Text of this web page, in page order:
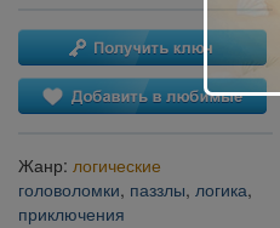
Жанр: логические
головоломки, паззлы, логика,
приключения